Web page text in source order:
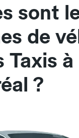
sont
de
Taxis à
?